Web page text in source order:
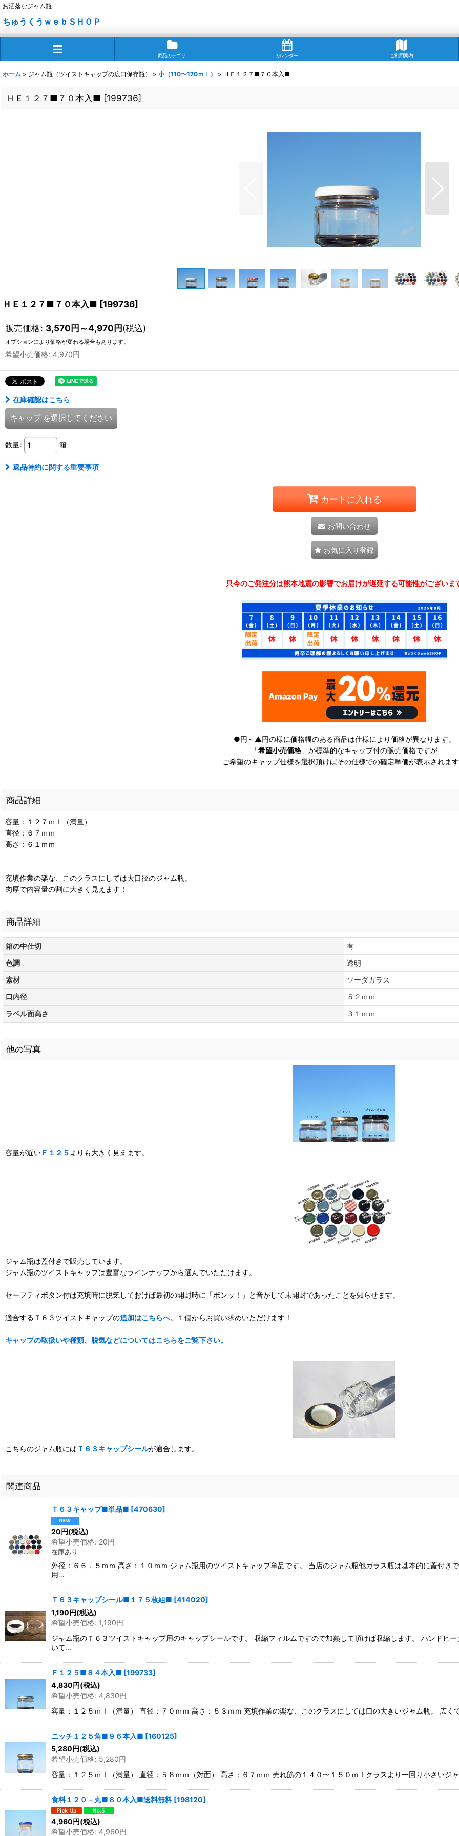
お洒落なジャム瓶
ちゅうくうｗｅｂＳＨＯＰ
商品カテゴリ カレンダー ご利用案内
ホーム > ジャム瓶（ツイストキャップの広口保存瓶） > 小（110〜170ｍｌ） > ＨＥ１２７■７０本入■
ＨＥ１２７■７０本入■ [199736]
ＨＥ１２７■７０本入■ [199736]
販売価格: 3,570円～4,970円(税込)
オプションにより価格が変わる場合もあります。
希望小売価格: 4,970円
在庫確認はこちら
キャップ を選択してください
数量: 箱
返品特約に関する重要事項
カートに入れる
お問い合わせ
お気に入り登録
只今のご発注分は熊本地震の影響でお届けが遅延する可能性がございま
●円～▲円の様に価格幅のある商品は仕様により価格が異なります。
「希望小売価格 」が標準的なキャップ付の販売価格ですが
ご希望のキャップ仕様を選択頂けばその仕様での確定単価が表示されま
商品詳細
容量：１２７ｍｌ（満量）
直径：６７ｍｍ
高さ：６１ｍｍ
充填作業の楽な、このクラスにしては大口径のジャム瓶。
肉厚で内容量の割に大きく見えます！
商品詳細
箱の中仕切
有
色調
透明
素材
ソーダガラス
口内径
５２ｍｍ
ラベル面高さ
３１ｍｍ
他の写真
容量が近い Ｆ１２５ よりも大きく見えます。
ジャム瓶は蓋付きで販売しています。
ジャム瓶のツイストキャップは豊富なラインナップから選んでいただけます。
セーフティボタン付は充填時に脱気しておけば最初の開封時に「ポンッ！」と音がして未開封であったことを知らせます。
適合するＴ６３ツイストキャップの追加はこちらへ。１個からお買い求めいただけます！
キャップの取扱いや種類、脱気などについてはこちらをご覧下さい。
こちらのジャム瓶には Ｔ６３キャップシールが適合します。
関連商品
Ｔ６３キャップ■単品■ [470630]
20円(税込)
希望小売価格: 20円
在庫あり
外径：６６．５ｍｍ 高さ：１０ｍｍ ジャム瓶用のツイストキャップ単品です。 当店のジャム瓶他ガラス瓶は基本的に蓋付き
用…
Ｔ６３キャップシール■１７５枚組■ [414020]
1,190円(税込)
希望小売価格: 1,190円
ジャム瓶のＴ６３ツイストキャップ用のキャップシールです。 収縮フィルムですので加熱して頂けば収縮します。 ハンドヒ
いて…
Ｆ１２５■８４本入■ [199733]
4,830円(税込)
希望小売価格: 4,830円
容量：１２５ｍｌ（満量） 直径：７０ｍｍ 高さ：５３ｍｍ 充填作業の楽な、このクラスにしては口の大きいジャム瓶。 広
ニッチ１２５角■９６本入■ [160125]
5,280円(税込)
希望小売価格: 5,280円
容量：１２５ｍｌ（満量） 直径：５８ｍｍ（対面） 高さ：６７ｍｍ 売れ筋の１４０〜１５０ｍｌクラスより一回り小さい
食料１２０－丸■８０本入■送料無料 [198120]
4,960円(税込)
希望小売価格: 4,960円